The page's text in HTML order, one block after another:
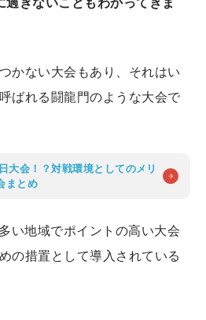
かない大会もあり、それはい
ばれる闘龍門のような大会で
大会！？対戦環境としてのメリ
まとめ
い地域でポイントの高い大会
の措置として導入されている